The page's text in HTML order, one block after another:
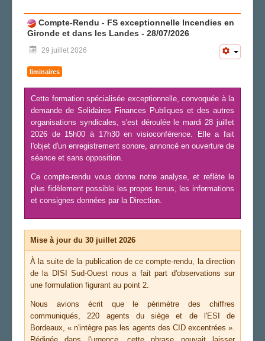
Compte-Rendu - FS exceptionnelle Incendies en
Gironde et dans les Landes - 28/07/2026
29 juillet 2026
liminaires
Cette formation spécialisée exceptionnelle, convoquée à la
demande de Solidaires Finances Publiques et des autres
organisations syndicales, s'est déroulée le mardi 28 juillet
2026 de 15h00 à 17h30 en visioconférence. Elle a fait
l'objet d'un enregistrement sonore, annoncé en ouverture de
séance et sans opposition.
Ce compte-rendu vous donne notre analyse, et reflète le
plus fidèlement possible les propos tenus, les informations
et consignes données par la Direction.
Mise à jour du 30 juillet 2026
À la suite de la publication de ce compte-rendu, la direction
de la DISI Sud-Ouest nous a fait part d'observations sur
une formulation figurant au point 2.
Nous avions écrit que le périmètre des chiffres
communiqués, 220 agents du siège et de l'ESI de
Bordeaux, « n'intègre pas les agents des CID excentrées ».